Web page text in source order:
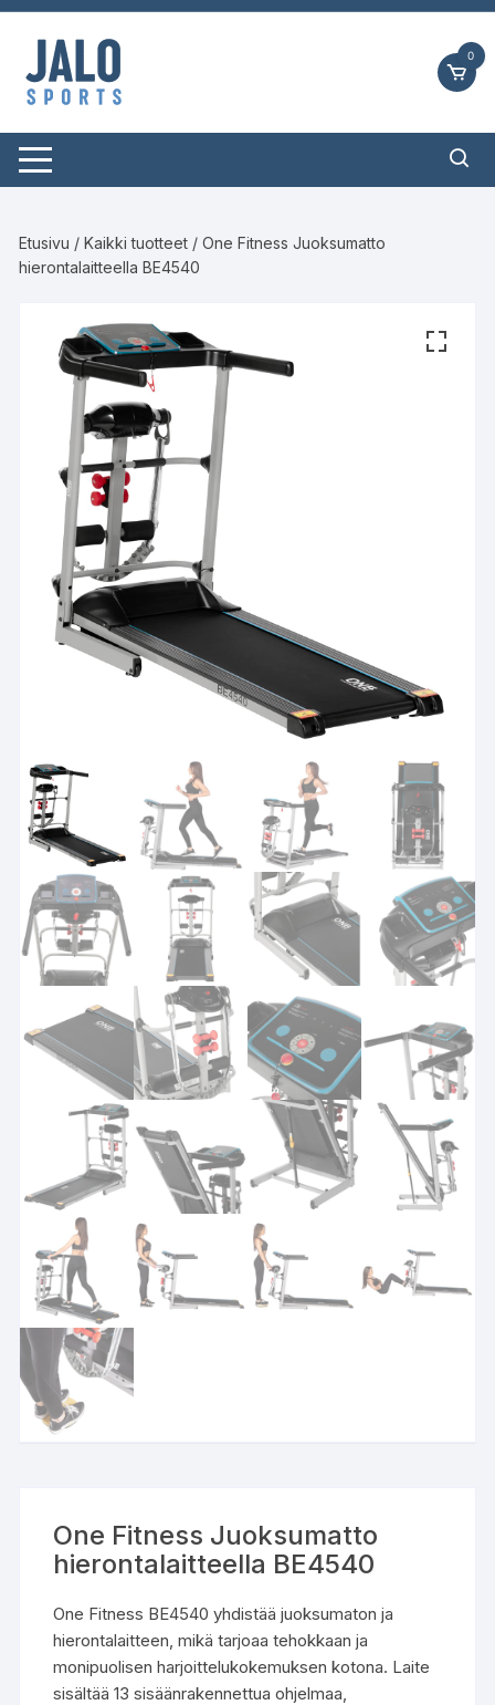
Siirry
suoraan
sisältöön
0
Etusivu /Kaikki tuotteet / One Fitness Juoksumatto
hierontalaitteella BE4540
One Fitness Juoksumatto
hierontalaitteella BE4540
One Fitness BE4540 yhdistää juoksumaton ja
hierontalaitteen, mikä tarjoaa tehokkaan ja
monipuolisen harjoittelukokemuksen kotona. Laite
sisältää 13 sisäänrakennettua ohjelmaa,